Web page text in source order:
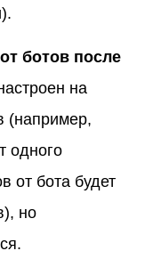
ботов после
на
(например,
одного
от бота будет
но